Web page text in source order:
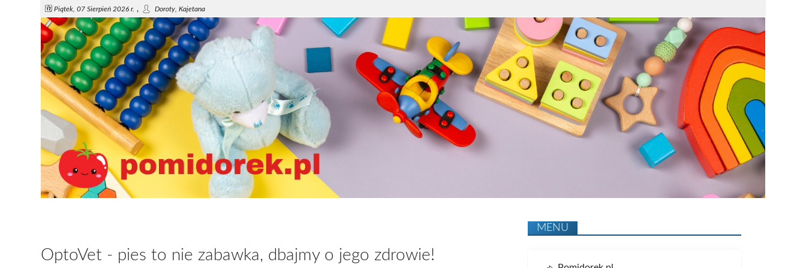
Piątek, 07 Sierpień 2026 r. , Doroty, Kajetana
OptoVet - pies to nie zabawka, dbajmy o jego zdrowie!
MENU